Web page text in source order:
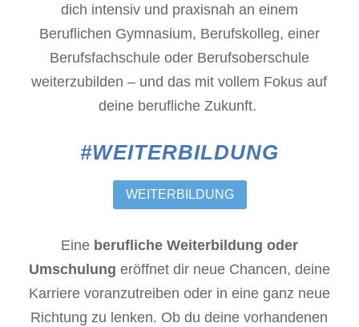
dich intensiv und praxisnah an einem
Beruflichen Gymnasium, Berufskolleg, einer
Berufsfachschule oder Berufsoberschule
weiterzubilden – und das mit vollem Fokus auf
deine berufliche Zukunft.
#WEITERBILDUNG
WEITERBILDUNG
Eine berufliche Weiterbildung oder
Umschulung eröffnet dir neue Chancen, deine
Karriere voranzutreiben oder in eine ganz neue
Richtung zu lenken. Ob du deine vorhandenen